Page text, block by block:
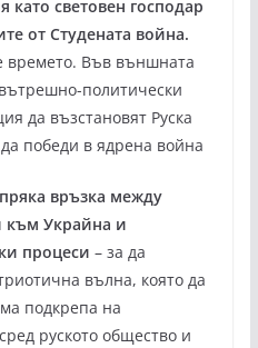
като световен господар
от Студената война.
времето. Във външната
политически
да възстановят Руска
победи в ядрена война
връзка между
към Украйна и
процеси – за да
вълна, която да
подкрепа на
руското общество и